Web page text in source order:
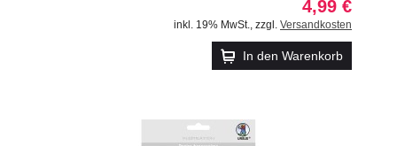
4,99 €
inkl. 19% MwSt. zzgl. Versandkosten
In den Warenkorb